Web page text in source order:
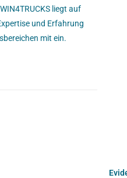
liegt auf
und Erfahrung
mit ein.